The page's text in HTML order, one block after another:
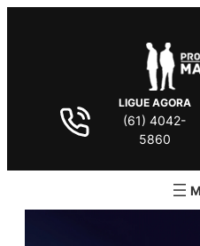
LIGUE AGORA
(61) 4042-
5860